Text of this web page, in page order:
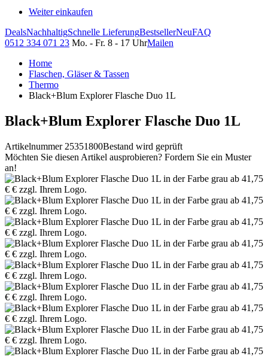
Weiter einkaufen
DealsNachhaltigSchnelle LieferungBestsellerNeuFAQ
0512 334 071 23 Mo. - Fr. 8 - 17 UhrMailen
Home
Flaschen, Gläser & Tassen
Thermo
Black+Blum Explorer Flasche Duo 1L
Black+Blum Explorer Flasche Duo 1L
Artikelnummer 25351800Bestand wird geprüft
Möchten Sie diesen Artikel ausprobieren? Fordern Sie ein Muster
an!